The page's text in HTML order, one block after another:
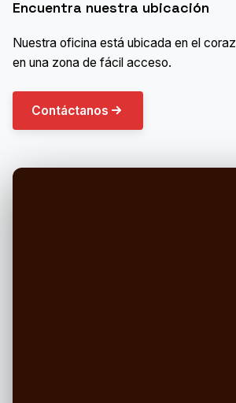
Encuentra nuestra ubicación
Nuestra oficina está ubicada en el
en una zona de fácil acceso.
Contáctanos